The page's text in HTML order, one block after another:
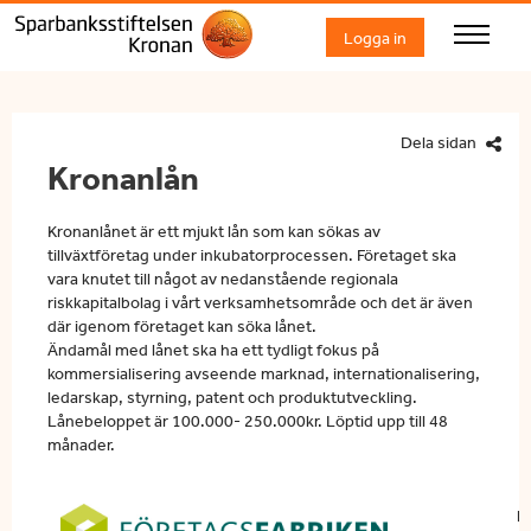
Logga in
Dela sidan
Kronanlån
Kronanlånet är ett mjukt lån som kan sökas av
tillväxtföretag under inkubatorprocessen. Företaget ska
vara knutet till något av nedanstående regionala
riskkapitalbolag i vårt verksamhetsområde och det är även
därigenom företaget kan söka lånet.
Ändamål med lånet ska ha ett tydligt fokus på
kommersialisering avseende marknad, internationalisering,
ledarskap, styrning, patent och produktutveckling.
Lånebeloppet är 100.000- 250.000kr. Löptid upp till 48
månader.